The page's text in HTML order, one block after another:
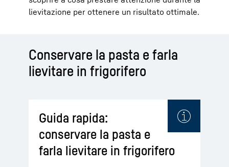
lievitazione per ottenere un risultato ottimale.
Conservare la pasta e farla
lievitare in frigorifero
Guida rapida:
conservare la pasta e
farla lievitare in frigorifero